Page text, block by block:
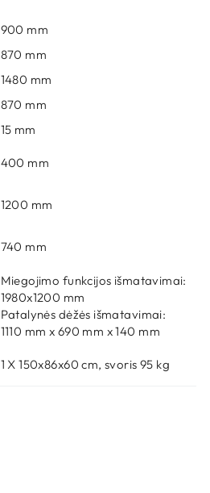
900 mm
870 mm
1480 mm
870 mm
15 mm
400 mm
1200 mm
740 mm
Miegojimo funkcijos išmatavimai:
1980x1200 mm
Patalynės dėžės išmatavimai:
1110 mm x 690 mm x 140 mm
1 X 150x86x60 cm, svoris 95 kg